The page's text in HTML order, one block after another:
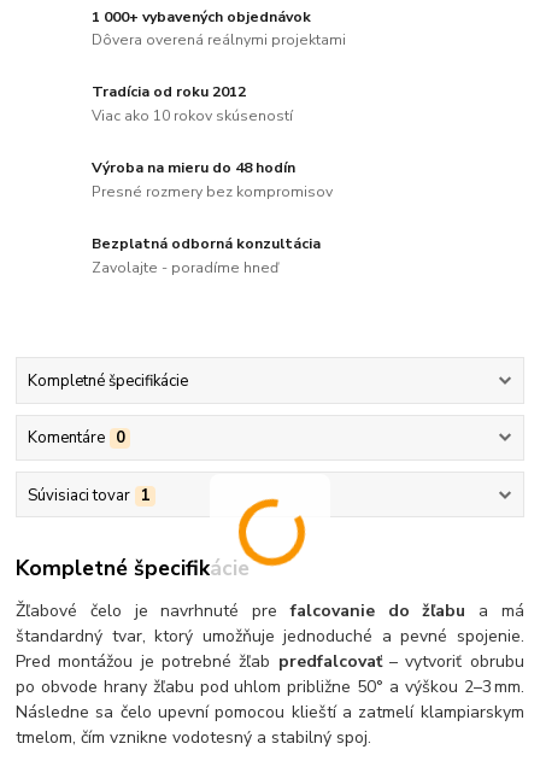
1 000+ vybavených objednávok
Dôvera overená reálnymi projektami
Tradícia od roku 2012
Viac ako 10 rokov skúseností
Výroba na mieru do 48 hodín
Presné rozmery bez kompromisov
Bezplatná odborná konzultácia
Zavolajte - poradíme hneď
Kompletné špecifikácie
Komentáre 0
Súvisiaci tovar 1
Kompletné špecifikácie
Žľabové čelo je navrhnuté prefalcovanie do žľabu a má
štandardný tvar, ktorý umožňuje jednoduché a pevné spojenie.
Pred montážou je potrebné žľab predfalcovať– vytvoriť obrubu
po obvode hrany žľabu pod uhlom približne 50° a výškou 2–3 mm.
Následne sa čelo upevní pomocou klieští a zatmelí klampiarskym
tmelom, čím vznikne vodotesný a stabilný spoj.